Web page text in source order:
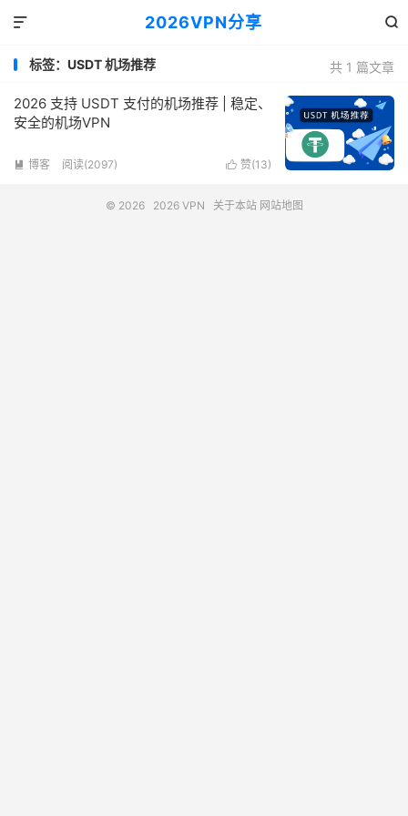
2026VPN分享 

共 1 篇文章
标签：USDT 机场推荐
2026 支持 USDT 支付的机场推荐 | 稳定、
安全的机场VPN
 赞(13)
 博客 阅读(2097)
© 2026 2026 VPN 关于本站 网站地图